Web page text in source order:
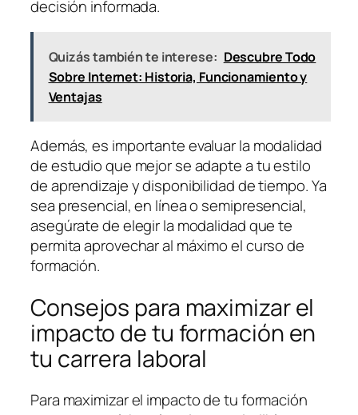
decisión informada.
Quizás también te interese: Descubre Todo
Sobre Internet: Historia, Funcionamiento y
Ventajas
Además, es importante evaluar la modalidad
de estudio que mejor se adapte a tu estilo
de aprendizaje y disponibilidad de tiempo. Ya
sea presencial, en línea o semipresencial,
asegúrate de elegir la modalidad que te
permita aprovechar al máximo el curso de
formación.
Consejos para maximizar el
impacto de tu formación en
tu carrera laboral
Para maximizar el impacto de tu formación